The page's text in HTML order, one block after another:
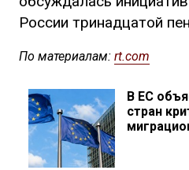
России тринадцатой
По материалам: rt.com
В ЕС
стран